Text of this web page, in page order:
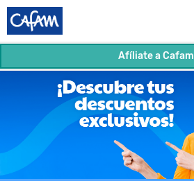
Afíliate a Cafam